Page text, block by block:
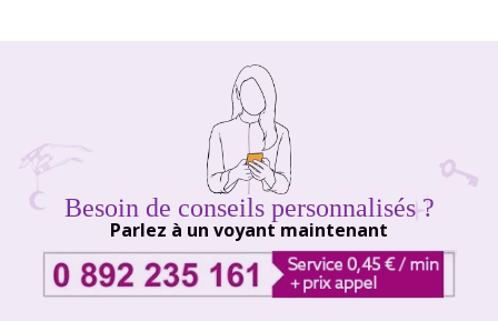
Besoin de conseils personnalisés ?
Parlez à un voyant maintenant